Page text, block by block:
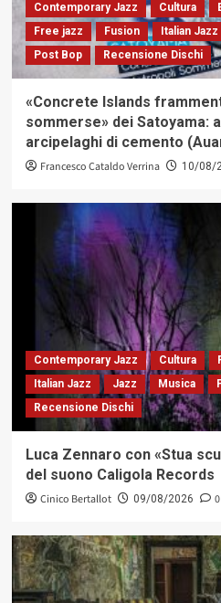
Contemporary Jazz Cultura
Free jazz
Fusion Italian Jazz
Post Bop
Recensione Dischi
«Concrete Islands
sommerse» dei Satoyama:
arcipelaghi di cemento
Francesco Cataldo Verrina 10/08/
Contemporary Jazz Cultura
Italian Jazz
Jazz Musica
Recensione Dischi
Luca Zennaro con «Stua
del suono Caligola Records
Cinico Bertallot 09/08/2026 0